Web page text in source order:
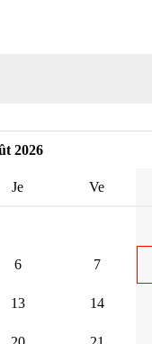
2026
Je Ve
6 7
13 14